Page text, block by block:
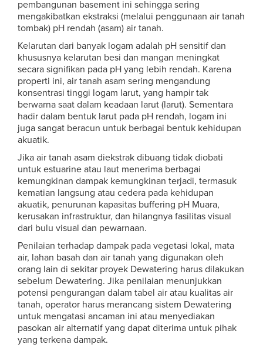
pembangunan basement ini sehingga sering
mengakibatkan ekstraksi (melalui penggunaan air tanah
tombak) pH rendah (asam) air tanah.
Kelarutan dari banyak logam adalah pH sensitif dan
khususnya kelarutan besi dan mangan meningkat
secara signifikan pada pH yang lebih rendah. Karena
properti ini, air tanah asam sering mengandung
konsentrasi tinggi logam larut, yang hampir tak
berwarna saat dalam keadaan larut (larut). Sementara
hadir dalam bentuk larut pada pH rendah, logam ini
juga sangat beracun untuk berbagai bentuk kehidupan
akuatik.
Jika air tanah asam diekstrak dibuang tidak diobati
untuk estuarine atau laut menerima berbagai
kemungkinan dampak kemungkinan terjadi, termasuk
kematian langsung atau cedera pada kehidupan
akuatik, penurunan kapasitas buffering pH Muara,
kerusakan infrastruktur, dan hilangnya fasilitas visual
dari bulu visual dan pewarnaan.
Penilaian terhadap dampak pada vegetasi lokal, mata
air, lahan basah dan air tanah yang digunakan oleh
orang lain di sekitar proyek Dewatering harus dilakukan
sebelum Dewatering. Jika penilaian menunjukkan
potensi pengurangan dalam tabel air atau kualitas air
tanah, operator harus merancang sistem Dewatering
untuk mengatasi ancaman ini atau menyediakan
pasokan air alternatif yang dapat diterima untuk pihak
yang terkena dampak.